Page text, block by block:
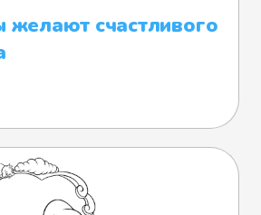
желают счастливого